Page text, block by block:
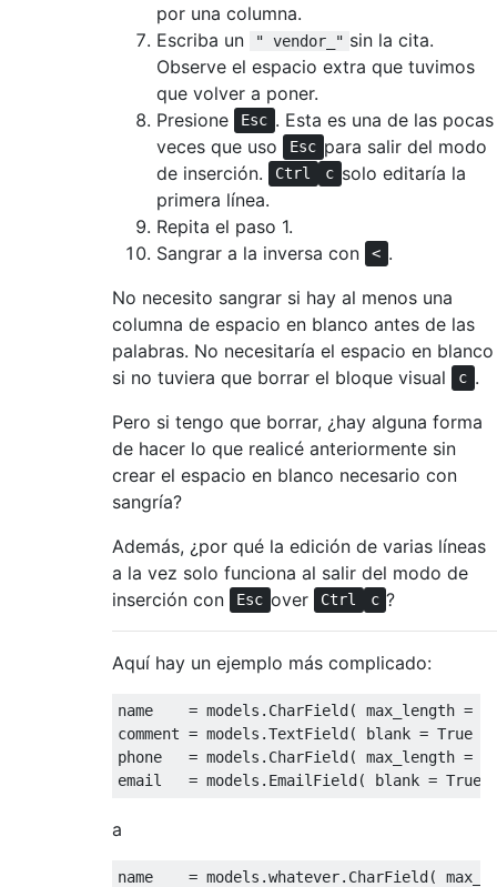
por una columna.
Escriba un
" vendor_" sin la cita.
Observe el espacio extra que tuvimos
que volver a poner.
Presione
Esc . Esta es una de las pocas
veces que uso
Esc para salir del modo
de inserción.
Ctrl c solo editaría la
primera línea.
Repita el paso 1.
Sangrar a la inversa con
< .
No necesito sangrar si hay al menos una
columna de espacio en blanco antes de las
palabras. No necesitaría el espacio en blanco
si no tuviera que borrar el bloque visual
c .
Pero si tengo que borrar, ¿hay alguna forma
de hacer lo que realicé anteriormente sin
crear el espacio en blanco necesario con
sangría?
Además, ¿por qué la edición de varias líneas
a la vez solo funciona al salir del modo de
inserción con
Esc over Ctrl c ?
Aquí hay un ejemplo más complicado:
name    = models.CharField( max_length =
comment = models.TextField( blank = True )
phone   = models.CharField( max_length =
a
name    = models.whatever.CharField(